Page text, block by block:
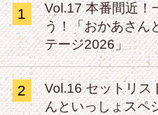
1
Vol.17 本番間近！
う！「おかあさん
テージ2026」
2
Vol.16 セットリス
んといっしょスペ